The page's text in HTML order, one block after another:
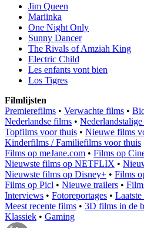
Jim Queen
Mariinka
One Night Only
Sunny Dancer
The Rivals of Amziah King
Electric Child
Les enfants vont bien
Los Tigres
Filmlijsten
Premierefilms • Verwachte films •
Nederlandse films •
Topfilms voor thuis • Nieuwe films
Kinderfilms / Familiefilms voor thuis
Films op meJane.com • Films op
Nieuwste films op NETFLIX •
Nieuwste films op Disney+ • Films
Films op Picl • Nieuwe trailers •
Interviews • Fotoreportages •
Meest recente films • 3D films in de
Klassiek • Gaming